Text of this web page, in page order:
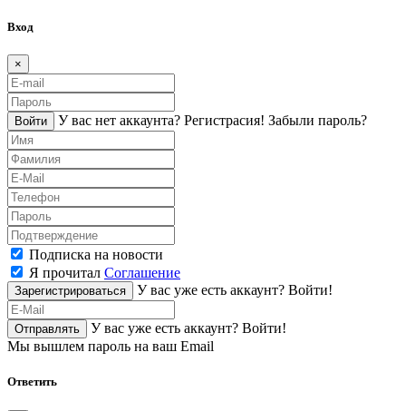
Вход
×
Войти У вас нет аккаунта? Регистраcия! Забыли пароль?
Подписка на новости
Я прочитал Соглашение
Зарегистрироваться У вас уже есть аккаунт? Войти!
Отправлять У вас уже есть аккаунт? Войти!
Мы вышлем пароль на ваш Email
Ответить